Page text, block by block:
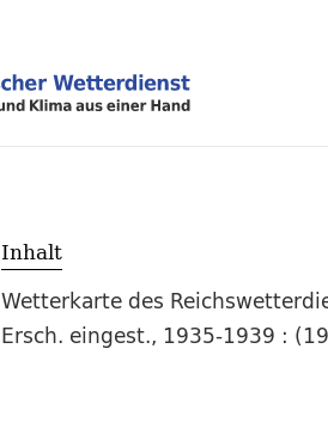
Inhalt
Wetterkarte des
Ersch. eingest., 1935-1939 :